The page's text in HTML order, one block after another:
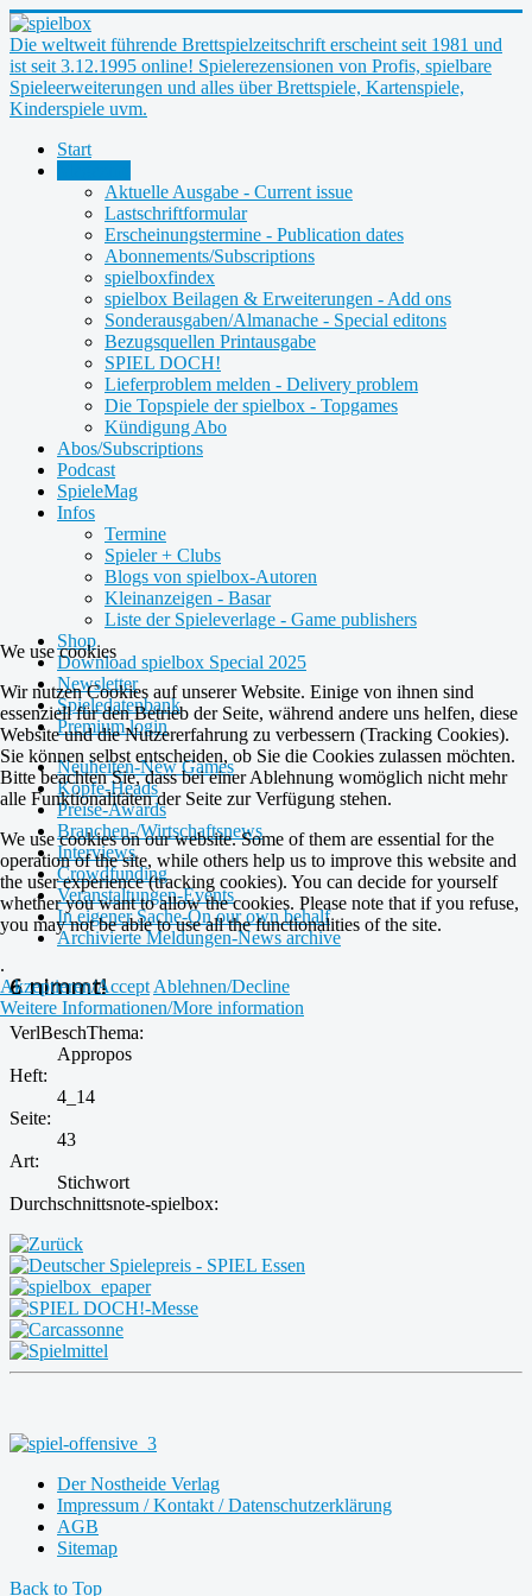
Die weltweit führende Brettspielzeitschrift erscheint seit 1981 und
ist seit 3.12.1995 online! Spielerezensionen von Profis, spielbare
Spieleerweiterungen und alles über Brettspiele, Kartenspiele,
Kinderspiele uvm.
Start
Aktuelle Ausgabe - Current issue
Lastschriftformular
Erscheinungstermine - Publication dates
Abonnements/Subscriptions
spielboxfindex
spielbox Beilagen & Erweiterungen - Add ons
Sonderausgaben/Almanache - Special editons
Bezugsquellen Printausgabe
SPIEL DOCH!
Lieferproblem melden - Delivery problem
Die Topspiele der spielbox - Topgames
Kündigung Abo
Abos/Subscriptions
Podcast
SpieleMag
Infos
Termine
Spieler + Clubs
Blogs von spielbox-Autoren
Kleinanzeigen - Basar
Liste der Spieleverlage - Game publishers
Shop
Download spielbox Special 2025
Newsletter
Spieledatenbank
Premium login
Neuheiten-New Games
Köpfe-Heads
Preise-Awards
Branchen-/Wirtschaftsnews
Interviews
Crowdfunding
Veranstaltungen-Events
In eigener Sache-On our own behalf
Archivierte Meldungen-News archive
6 nimmt!
VerlBeschThema:
Appropos
Heft:
4_14
Seite:
43
Art:
Stichwort
Durchschnittsnote-spielbox:
Der Nostheide Verlag
Impressum / Kontakt / Datenschutzerklärung
AGB
Sitemap
Back to Top
We use cookies
Wir nutzen Cookies auf unserer Website. Einige von ihnen sind
essenziell für den Betrieb der Seite, während andere uns helfen, diese
Website und die Nutzererfahrung zu verbessern (Tracking Cookies).
Sie können selbst entscheiden, ob Sie die Cookies zulassen möchten.
Bitte beachten Sie, dass bei einer Ablehnung womöglich nicht mehr
alle Funktionalitäten der Seite zur Verfügung stehen.
We use cookies on our website. Some of them are essential for the
operation of the site, while others help us to improve this website and
the user experience (tracking cookies). You can decide for yourself
whether you want to allow the cookies. Please note that if you refuse,
you may not be able to use all the functionalities of the site.
.
Akzeptieren/Accept Ablehnen/Decline
Weitere Informationen/More information